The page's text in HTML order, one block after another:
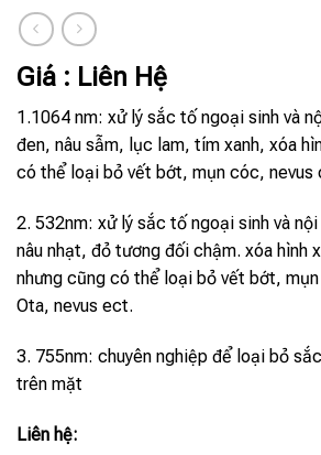
Giá : Liên Hệ
1.1064 nm: xử lý sắc tố ngoại sinh và
đen, nâu sẫm, lục lam, tím xanh, xóa
có thể loại bỏ vết bớt, mụn cóc, nevus
2. 532nm: xử lý sắc tố ngoại sinh và
nâu nhạt, đỏ tương đối chậm. xóa hình
nhưng cũng có thể loại bỏ vết bớt,
Ota, nevus ect.
3. 755nm: chuyên nghiệp để loại bỏ
trên mặt
Liên hệ: